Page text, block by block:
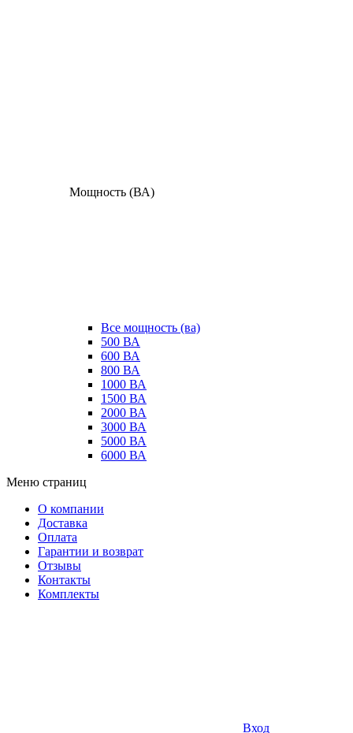
Мощность (ВА)
Все мощность (ва)
500 ВА
600 ВА
800 ВА
1000 ВА
1500 ВА
2000 ВА
3000 ВА
5000 ВА
6000 ВА
Меню страниц
О компании
Доставка
Оплата
Гарантии и возврат
Отзывы
Контакты
Комплекты
Вход